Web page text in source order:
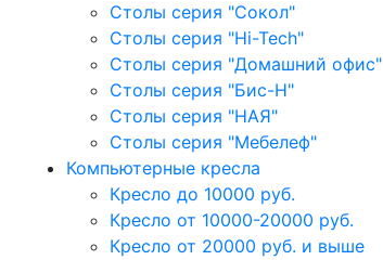
Столы серия "Сокол"
Столы серия "Hi-Tech"
Столы серия "Домашний офис"
Столы серия "Бис-Н"
Столы серия "НАЯ"
Столы серия "Мебелеф"
Компьютерные кресла
Кресло до 10000 руб.
Кресло от 10000-20000 руб.
Кресло от 20000 руб. и выше